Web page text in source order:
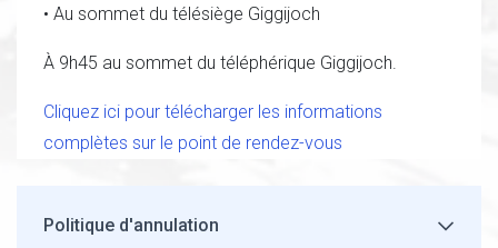
• Au sommet du télésiège Giggijoch
À 9h45 au sommet du téléphérique Giggijoch.
Cliquez ici pour télécharger les informations
complètes sur le point de rendez-vous
Politique d'annulation